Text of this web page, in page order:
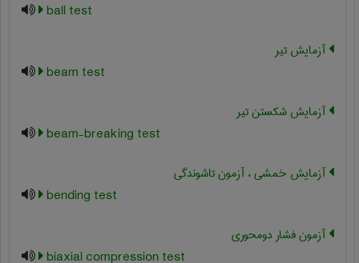
ball test
آزمایش تیر
beam test
آزمایش شکستن تیر
beam-breaking test
آزمایش خمشی ، آزمون تاشوندگی
bending test
آزمون فشار دومحوری
biaxial compression test